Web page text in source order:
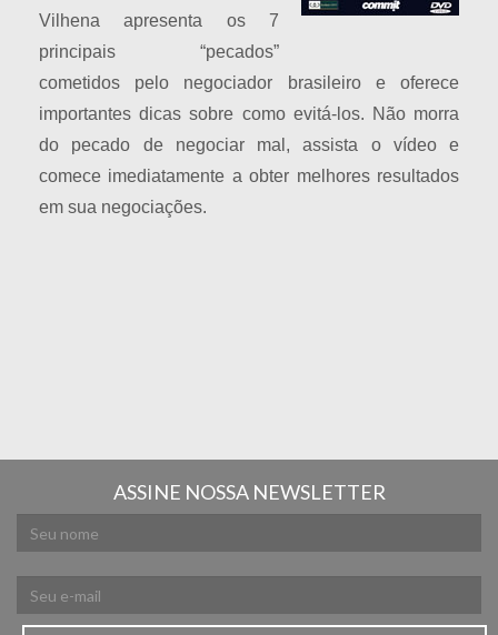
Vilhena apresenta os 7
principais “pecados”
cometidos pelo negociador brasileiro e oferece
importantes dicas sobre como evitá-los. Não morra
do pecado de negociar mal, assista o vídeo e
comece imediatamente a obter melhores resultados
em sua negociações.
ASSINE NOSSA NEWSLETTER